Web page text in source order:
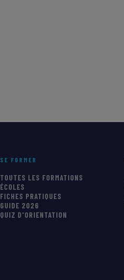
SE FORMER
TOUTES LES FORMATIONS
ÉCOLES
FICHES PRATIQUES
GUIDE 2026
QUIZ D'ORIENTATION